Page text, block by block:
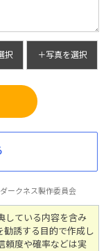
択 ＋写真を選択
ークネス製作委員会
している内容を含み
勧誘する目的で作成し
頼度や確率などは実